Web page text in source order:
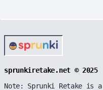
sprunkiretake.net © 2025
Note: Sprunki Retake is